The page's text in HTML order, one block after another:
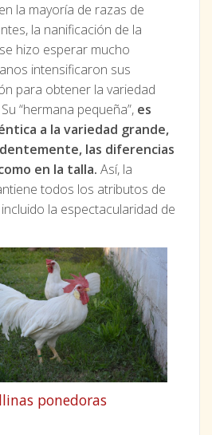
la mayoría de razas de
la nanificación de la
hizo esperar mucho
intensificaron sus
para obtener la variedad
“hermana pequeña”, es
a la variedad grande,
las diferencias
en la talla. Así, la
todos los atributos de
la espectacularidad de
ponedoras